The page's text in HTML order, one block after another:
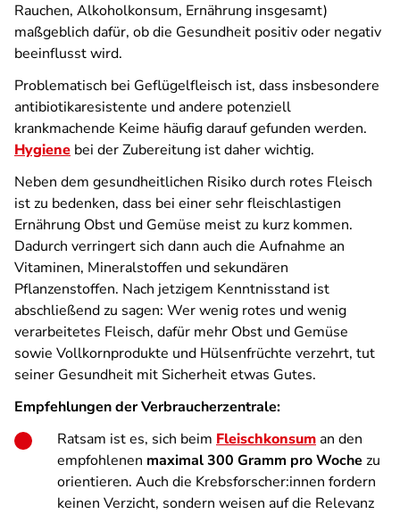
Rauchen, Alkoholkonsum, Ernährung insgesamt)
maßgeblich dafür, ob die Gesundheit positiv oder negativ
beeinflusst wird.
Problematisch bei Geflügelfleisch ist, dass insbesondere
antibiotikaresistente und andere potenziell
krankmachende Keime häufig darauf gefunden werden.
Hygiene bei der Zubereitung ist daher wichtig.
Neben dem gesundheitlichen Risiko durch rotes Fleisch
ist zu bedenken, dass bei einer sehr fleischlastigen
Ernährung Obst und Gemüse meist zu kurz kommen.
Dadurch verringert sich dann auch die Aufnahme an
Vitaminen, Mineralstoffen und sekundären
Pflanzenstoffen. Nach jetzigem Kenntnisstand ist
abschließend zu sagen: Wer wenig rotes und wenig
verarbeitetes Fleisch, dafür mehr Obst und Gemüse
sowie Vollkornprodukte und Hülsenfrüchte verzehrt, tut
seiner Gesundheit mit Sicherheit etwas Gutes.
Empfehlungen der Verbraucherzentrale:
Ratsam ist es, sich beim Fleischkonsuman den
empfohlenen maximal 300 Gramm pro Woche zu
orientieren. Auch die Krebsforscher:innen fordern
keinen Verzicht, sondern weisen auf die Relevanz